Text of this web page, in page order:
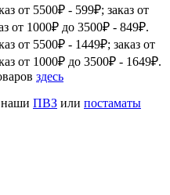
от 5500₽ - 599₽; заказ от
от 1000₽ до 3500₽ - 849₽.
от 5500₽ - 1449₽; заказ от
от 1000₽ до 3500₽ - 1649₽.
здесь
наши ПВЗ или постаматы